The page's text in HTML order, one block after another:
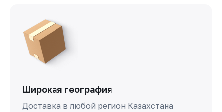
Широкая география
Доставка в любой регион Казахстана